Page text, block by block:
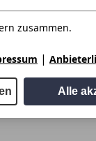
zusammen.
|
Alle